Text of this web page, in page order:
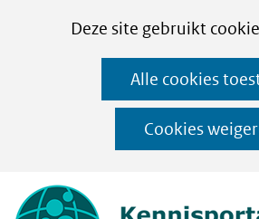
CookiesDeze site gebruikt
op
Alle cookies
Cookies
Ga
naar
de